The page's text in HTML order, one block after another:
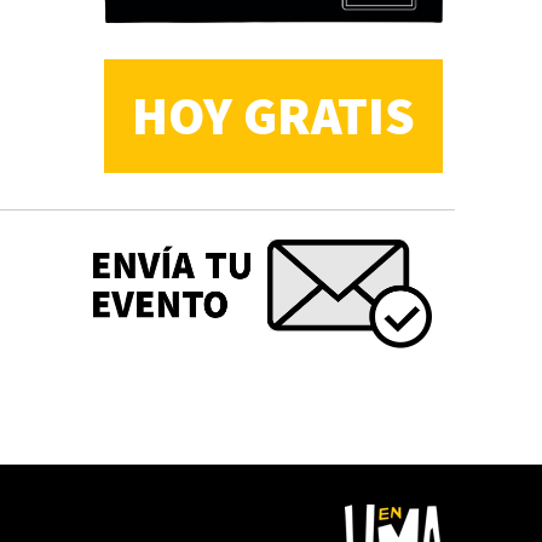
CS, de José María Salazar
HOY GRATIS